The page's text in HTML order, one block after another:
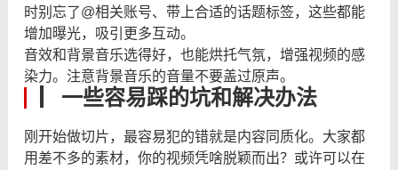
时别忘了@相关账号、带上合适的话题标签，这些都能
增加曝光，吸引更多互动。
音效和背景音乐选得好，也能烘托气氛，增强视频的感
染力。注意背景音乐的音量不要盖过原声。
▏一些容易踩的坑和解决办法
刚开始做切片，最容易犯的错就是内容同质化。大家都
用差不多的素材，你的视频凭啥脱颖而出？或许可以在